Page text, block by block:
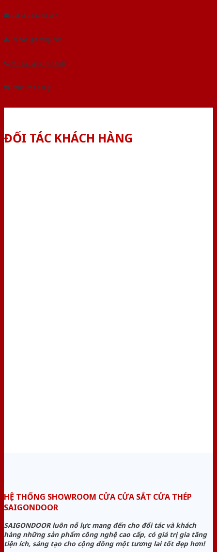
Gửi yêu cầu tư vấn
Tải báo giá tổng hợp
Yêu cầu gọi lại (3 phút)
Dành cho đại lý
ĐỐI TÁC KHÁCH HÀNG
HỆ THỐNG SHOWROOM CỬA CỬA SẮT CỬA THÉP
SAIGONDOOR
SAIGONDOOR luôn nỗ lực mang đến cho đối tác và khách
hàng những sản phẩm công nghệ cao cấp, có giá trị gia tăng
tiện ích, sáng tạo cho cộng đồng một tương lai tốt đẹp hơn!